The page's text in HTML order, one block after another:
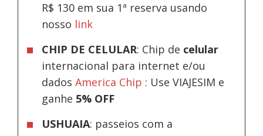
R$ 130 em sua 1ª reserva usando
nosso link
CHIP DE CELULAR: Chip de celular
internacional para internet e/ou
dadosAmerica Chip : Use VIAJESIM e
ganhe 5% OFF
USHUAIA: passeios com a